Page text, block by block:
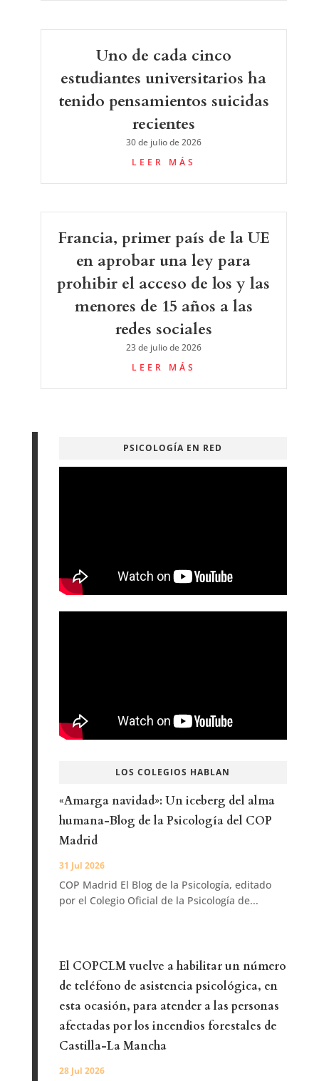
Uno de cada cinco
estudiantes universitarios ha
tenido pensamientos suicidas
recientes
30 de julio de 2026
LEER MÁS
Francia, primer país de la UE
en aprobar una ley para
prohibir el acceso de los y las
menores de 15 años a las
redes sociales
23 de julio de 2026
LEER MÁS
PSICOLOGÍA EN RED
LOS COLEGIOS HABLAN
«Amarga navidad»: Un iceberg del alma
humana-Blog de la Psicología del COP
Madrid
31 Jul 2026
COP Madrid El Blog de la Psicología, editado
por el Colegio Oficial de la Psicología de...
El COPCLM vuelve a habilitar un número
de teléfono de asistencia psicológica, en
esta ocasión, para atender a las personas
afectadas por los incendios forestales de
Castilla-La Mancha
28 Jul 2026